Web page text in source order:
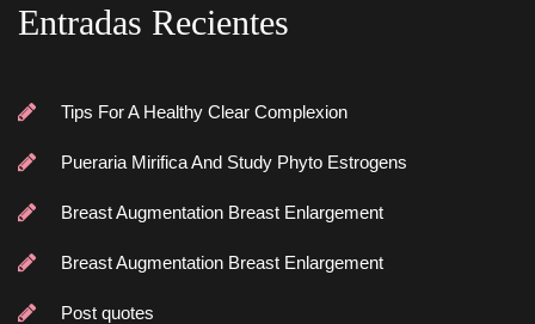
Entradas Reciente
Tips For A Healthy Clear Complexion
Pueraria Mirifica And Study Phyto Estrogen
Breast Augmentation Breast Enlargement
Breast Augmentation Breast Enlargement
Post quote